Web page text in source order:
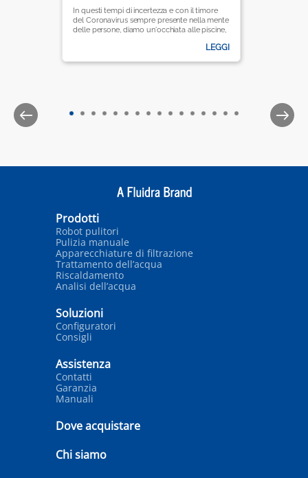
In questi tempi di incertezza e con il timore
del Coronavirus sempre presente nella mente
delle persone, diamo un'occhiata alle piscine,
tutte procedure necessarie e al trattamento
LEGGI
Prodotti
Robot pulitori
Pulizia manuale
Apparecchiature di filtrazione
Trattamento dell’acqua
Riscaldamento
Analisi dell’acqua
Soluzioni
Configuratori
Consigli
Assistenza
Contatti
Garanzia
Manuali
Dove acquistare
Chi siamo